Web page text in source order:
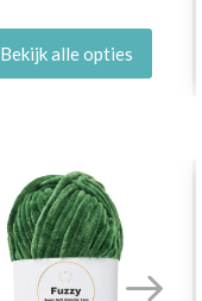
Bekijk alle opties